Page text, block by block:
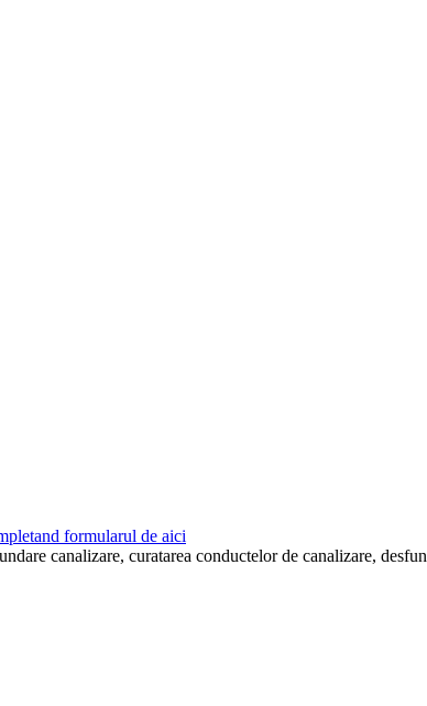
formularul de aici
canalizare, curatarea conductelor de canalizare,